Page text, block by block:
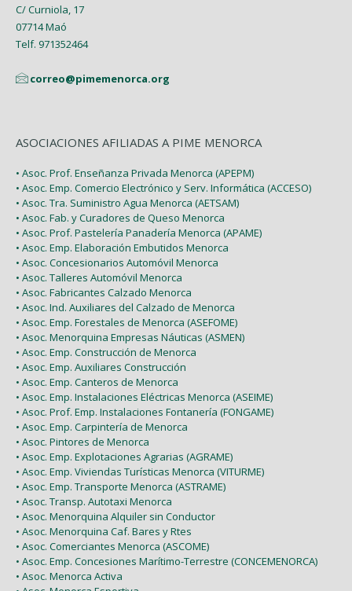
C/ Curniola, 17
07714 Maó
Telf. 971352464
correo@pimemenorca.org
ASOCIACIONES AFILIADAS A PIME MENORCA
• Asoc. Prof. Enseñanza Privada Menorca (APEPM)
• Asoc. Emp. Comercio Electrónico y Serv. Informática (ACCESO)
• Asoc. Tra. Suministro Agua Menorca (AETSAM)
• Asoc. Fab. y Curadores de Queso Menorca
• Asoc. Prof. Pastelería Panadería Menorca (APAME)
• Asoc. Emp. Elaboración Embutidos Menorca
• Asoc. Concesionarios Automóvil Menorca
• Asoc. Talleres Automóvil Menorca
• Asoc. Fabricantes Calzado Menorca
• Asoc. Ind. Auxiliares del Calzado de Menorca
• Asoc. Emp. Forestales de Menorca (ASEFOME)
• Asoc. Menorquina Empresas Náuticas (ASMEN)
• Asoc. Emp. Construcción de Menorca
• Asoc. Emp. Auxiliares Construcción
• Asoc. Emp. Canteros de Menorca
• Asoc. Emp. Instalaciones Eléctricas Menorca (ASEIME)
• Asoc. Prof. Emp. Instalaciones Fontanería (FONGAME)
• Asoc. Emp. Carpintería de Menorca
• Asoc. Pintores de Menorca
• Asoc. Emp. Explotaciones Agrarias (AGRAME)
• Asoc. Emp. Viviendas Turísticas Menorca (VITURME)
• Asoc. Emp. Transporte Menorca (ASTRAME)
• Asoc. Transp. Autotaxi Menorca
• Asoc. Menorquina Alquiler sin Conductor
• Asoc. Menorquina Caf. Bares y Rtes
• Asoc. Comerciantes Menorca (ASCOME)
• Asoc. Emp. Concesiones Marítimo-Terrestre (CONCEMENORCA)
• Asoc. Menorca Activa